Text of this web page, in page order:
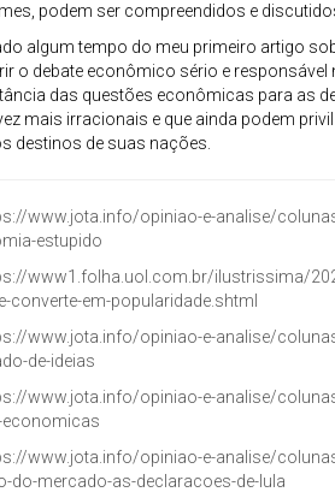
podem ser compreendidos e
algum tempo do meu primeiro artigo
o debate econômico sério e
das questões econômicas para as
mais irracionais e que ainda podem
destinos de suas nações.
www.jota.info/opiniao-e-analise/
estupido
www1.folha.uol.com.br/ilustrissima/
converte-em-popularidade.shtml
www.jota.info/opiniao-e-analise/
de-ideias
www.jota.info/opiniao-e-analise/
economicas
www.jota.info/opiniao-e-analise/
do-mercado-as-declaracoes-de-lula